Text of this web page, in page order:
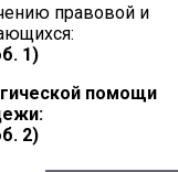
правовой и
1)
помощи
2)